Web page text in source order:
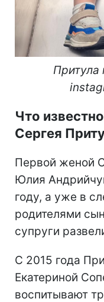
Притула
Что
Сергея
Первой женой
Юлия
году, а уже в
родителями
супруги
С 2015 года
Екатериной
воспитывают